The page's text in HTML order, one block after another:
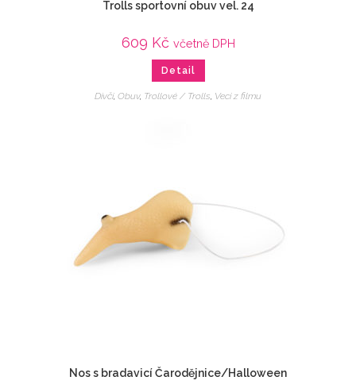
Trolls sportovní obuv vel. 24
609 Kč včetně DPH
Detail
Dívčí, Obuv, Trollové / Trolls, Veci z filmu
Nos s bradavicí Čarodějnice/Halloween